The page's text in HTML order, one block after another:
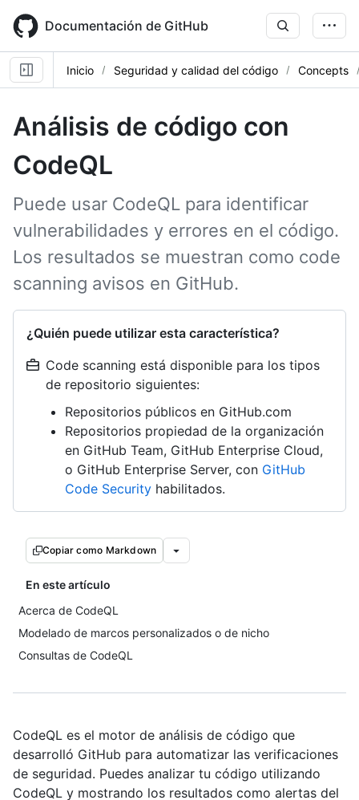
main
content
Documentación de GitHub
Inicio Seguridad y calidad del código Concepts
Análisis de código con
CodeQL
Puede usar CodeQL para identificar
vulnerabilidades y errores en el código.
Los resultados se muestran como code
scanning avisos en GitHub.
¿Quién puede utilizar esta característica?
Code scanning está disponible para los tipos
de repositorio siguientes:
Repositorios públicos en GitHub.com
Repositorios propiedad de la organización
en GitHub Team, GitHub Enterprise Cloud,
o GitHub Enterprise Server, con GitHub
Code Security habilitados.
Copiar como Markdown
En este artículo
Acerca de CodeQL
Modelado de marcos personalizados o de nicho
Consultas de CodeQL
CodeQL es el motor de análisis de código que
desarrolló GitHub para automatizar las verificaciones
de seguridad. Puedes analizar tu código utilizando
CodeQL y mostrando los resultados como alertas del